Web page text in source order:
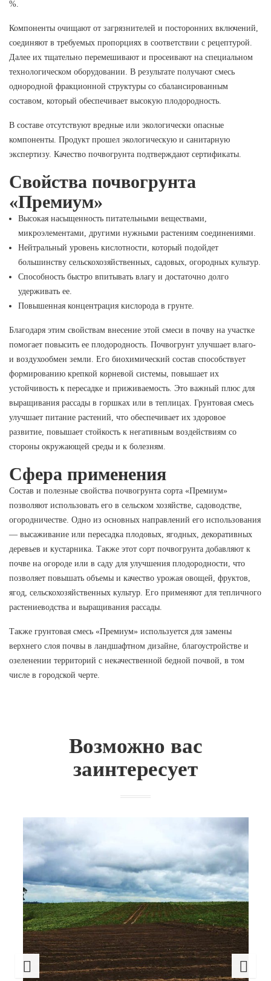
%.
Компоненты очищают от загрязнителей и посторонних включений,
соединяют в требуемых пропорциях в соответствии с рецептурой.
Далее их тщательно перемешивают и просеивают на специальном
технологическом оборудовании. В результате получают смесь
однородной фракционной структуры со сбалансированным
составом, который обеспечивает высокую плодородность.
В составе отсутствуют вредные или экологически опасные
компоненты. Продукт прошел экологическую и санитарную
экспертизу. Качество почвогрунта подтверждают сертификаты.
Свойства почвогрунта
«Премиум»
Высокая насыщенность питательными веществами,
микроэлементами, другими нужными растениям соединениями.
Нейтральный уровень кислотности, который подойдет
большинству сельскохозяйственных, садовых, огородных культур.
Способность быстро впитывать влагу и достаточно долго
удерживать ее.
Повышенная концентрация кислорода в грунте.
Благодаря этим свойствам внесение этой смеси в почву на участке
помогает повысить ее плодородность. Почвогрунт улучшает влаго-
и воздухообмен земли. Его биохимический состав способствует
формированию крепкой корневой системы, повышает их
устойчивость к пересадке и приживаемость. Это важный плюс для
выращивания рассады в горшках или в теплицах. Грунтовая смесь
улучшает питание растений, что обеспечивает их здоровое
развитие, повышает стойкость к негативным воздействиям со
стороны окружающей среды и к болезням.
Сфера применения
Состав и полезные свойства почвогрунта сорта «Премиум»
позволяют использовать его в сельском хозяйстве, садоводстве,
огородничестве. Одно из основных направлений его использования
— высаживание или пересадка плодовых, ягодных, декоративных
деревьев и кустарника. Также этот сорт почвогрунта добавляют к
почве на огороде или в саду для улучшения плодородности, что
позволяет повышать объемы и качество урожая овощей, фруктов,
ягод, сельскохозяйственных культур. Его применяют для тепличного
растениеводства и выращивания рассады.
Также грунтовая смесь «Премиум» используется для замены
верхнего слоя почвы в ландшафтном дизайне, благоустройстве и
озеленении территорий с некачественной бедной почвой, в том
числе в городской черте.
Возможно вас
заинтересует